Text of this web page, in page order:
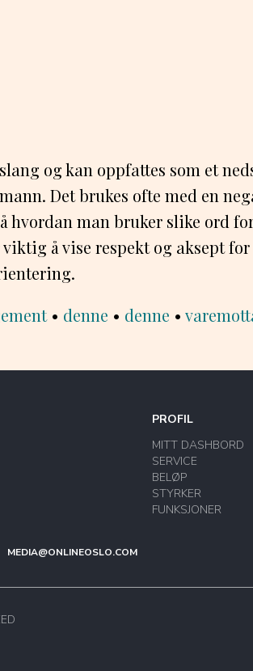
og kan oppfattes som et
Det brukes ofte med en
hvordan man bruker slike ord
å vise respekt og aksept for
• denne • denne •
PROFIL
MITT DASHBORD
SERVICE
BELØP
STYRKER
FUNKSJONER
MEDIA@ONLINEOSLO.COM